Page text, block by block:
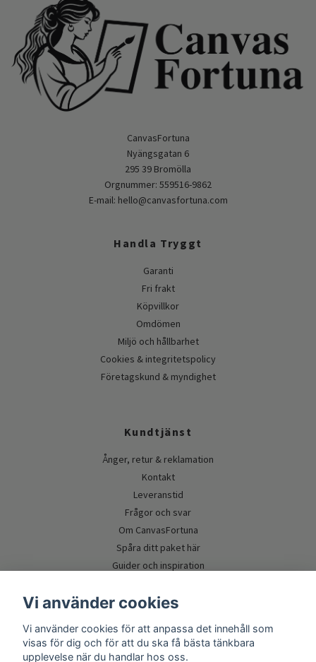
CanvasFortuna
Nyängsgatan 6
295 39 Bromölla
Orgnummer: 559516-9862
E-mail: hello@canvasfortuna.com
Handla Tryggt
Garanti
Fri frakt
Köpvillkor
Omdömen
Miljö och hållbarhet
Cookies & integritetspolicy
Företagskund & myndighet
Kundtjänst
Ånger, retur & reklamation
Kontakt
Leveranstid
Frågor och svar
Om CanvasFortuna
Spåra ditt paket här
Guider och inspiration
Vi använder cookies
Vi använder cookies för att anpassa det innehåll som
visas för dig och för att du ska få bästa tänkbara
upplevelse när du handlar hos oss.